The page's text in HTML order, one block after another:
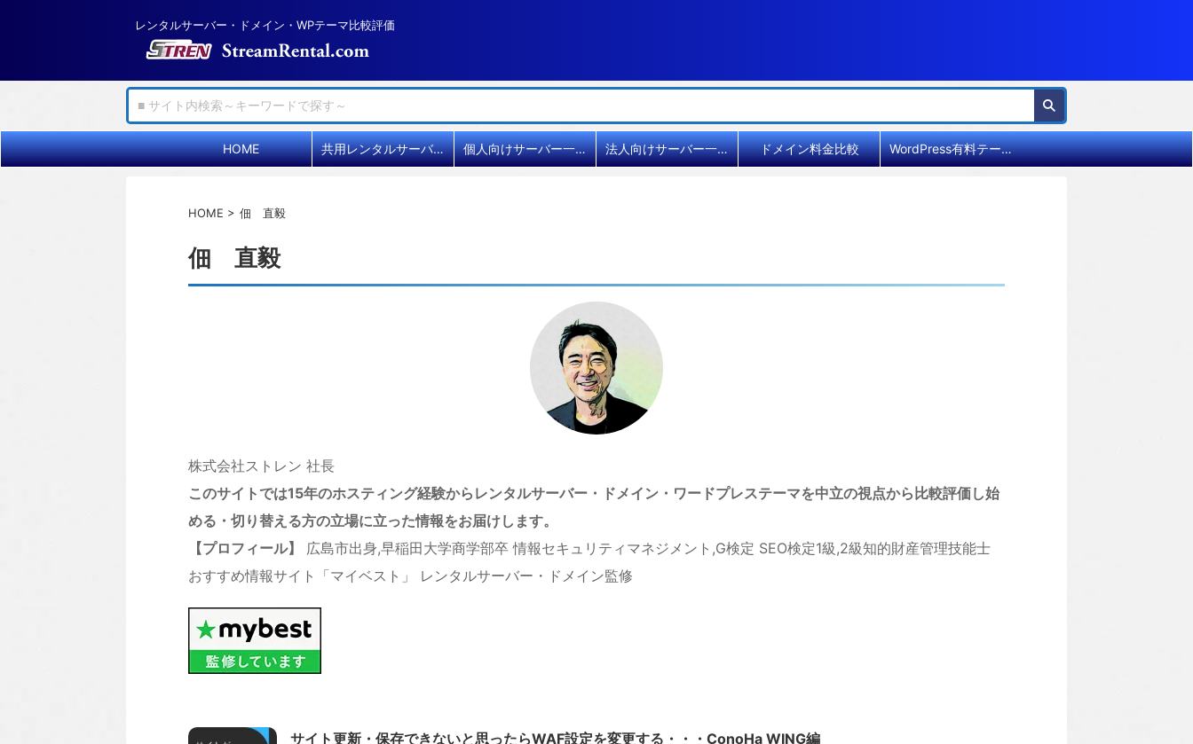
レンタルサーバー・ドメイン・WPテーマ比較評価
HOME 共用レンタルサーバー比較 個人向けサーバー一覧 法人向けサーバー一覧 ドメイン料金比較 WordPress有料テーマ比較
HOME > 佃 直毅
佃 直毅
株式会社ストレン 社長
このサイトでは15年のホスティング経験からレンタルサーバー・ドメイン・ワードプレステーマを中立の視点から比較評価し始
める・切り替える方の立場に立った情報をお届けします。
【プロフィール】
広島市出身,早稲田大学商学部卒 情報セキュリティマネジメント,G検定 SEO検定1級,2級知的財産管理技能士
おすすめ情報サイト「マイベスト」 レンタルサーバー・ドメイン監修
サイト更新・保存できないと思ったらWAF設定を変更する・・・ConoHa WING編